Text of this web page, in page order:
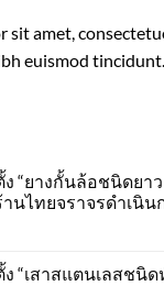
sit amet,
euismod tincidunt.
“ยางกั้นล้อชนิดยา
านไทยจราจรดำเนิ
“เสาสแตนเลสชนิด